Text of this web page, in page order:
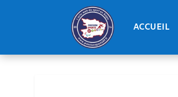
ACCUEIL